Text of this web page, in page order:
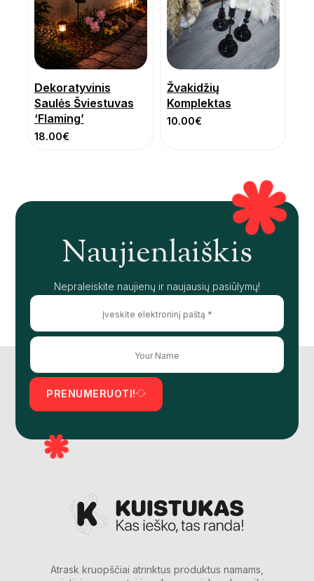
Dekoratyvinis
Saulės Šviestuvas
‘Flaming’
18.00€
Žvakidžių
Komplektas
10.00€
Naujienlaiškis
Nepraleiskite naujienų ir naujausių pasiūlymų!
PRENUMERUOTI!
Atrask kruopščiai atrinktus produktus namams,